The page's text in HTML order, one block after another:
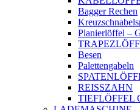
Bagger Rechen
Planierlöffel –
Besen
Palettengabeln
REISSZAHN
TIEFLÖFFEL